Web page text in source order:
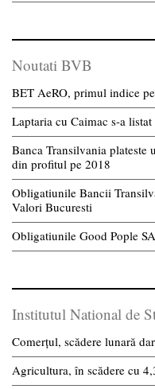
Noutati BVB
BET AeRO, primul indice
Laptaria cu Caimac s-a
Banca Transilvania
din profitul pe 2018
Obligatiunile Bancii
Valori Bucuresti
Obligatiunile Good Pople
Institutul National de
Comerțul, scădere lunară
Agricultura, în scădere cu